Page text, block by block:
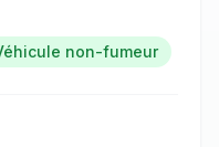
non-fumeur